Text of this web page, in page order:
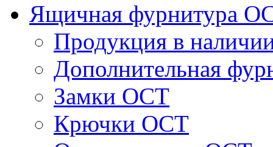
Ящичная фурнитура
Продукция в
Дополнительная
Замки ОСТ
Крючки ОСТ